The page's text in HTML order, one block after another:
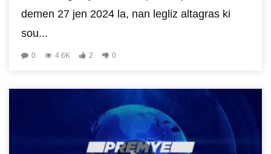
demen 27 jen 2024 la, nan legliz altagras ki
sou...
0 4.6K 2 0